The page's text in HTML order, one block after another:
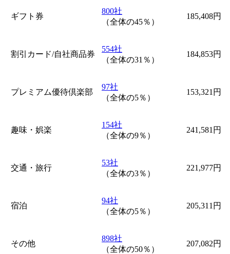
ギフト券
800社
（全体の45％）
185,408円
割引カード/自社商品券
554社
（全体の31％）
184,853円
プレミアム優待倶楽部
97社
（全体の5％）
153,321円
趣味・娯楽
154社
（全体の9％）
241,581円
交通・旅行
53社
（全体の3％）
221,977円
宿泊
94社
（全体の5％）
205,311円
その他
898社
（全体の50％）
207,082円